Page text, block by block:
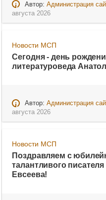
Автор: Администрация
августа 2026
Новости МСП
Сегодня - день
литературоведа
Автор: Администрация
августа 2026
Новости МСП
Поздравляем с
талантливого
Евсеева!